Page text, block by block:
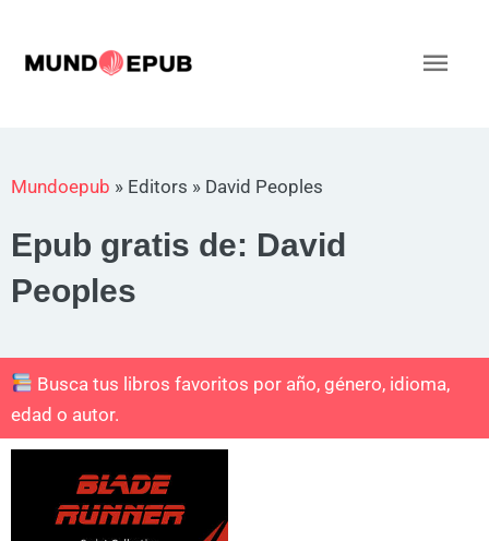
contenido
Mundoepub » Editors » David Peoples
Epub gratis de: David
Peoples
Busca tus libros favoritos por año, género, idioma,
edad o autor.